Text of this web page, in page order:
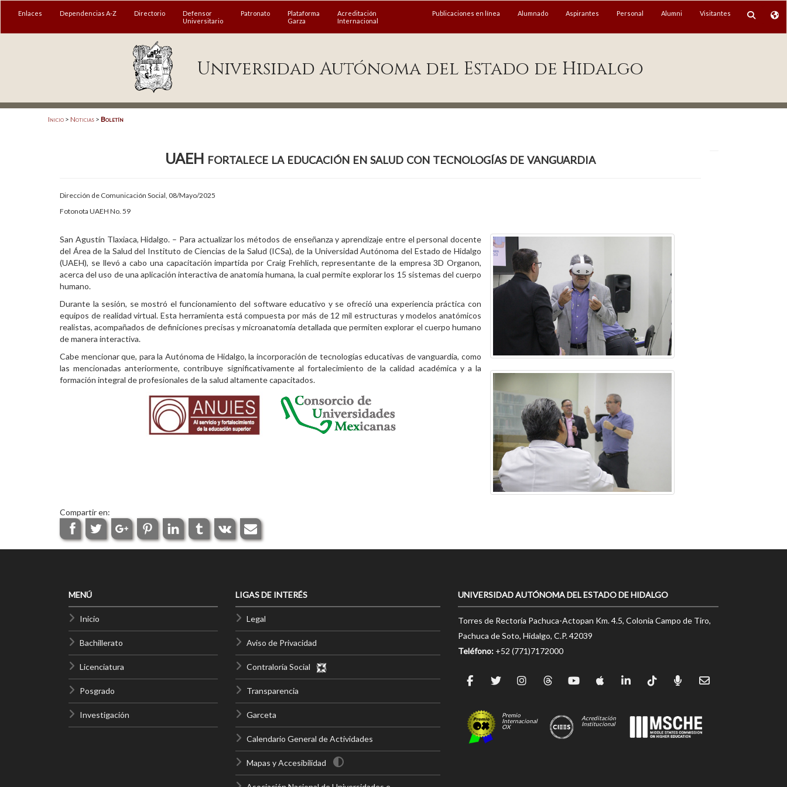
MENÚ
Enlaces Dependencias A-Z Directorio
Defensor
Universitario
Patronato
Plataforma
Garza
Acreditación
Internacional
Publicaciones en línea Alumnado Aspirantes Personal Alumni Visitantes
Universidad Autónoma del Estado de Hidalgo
Inicio > Noticias > Boletín
UAEH fortalece la educación en salud con tecnologías de vanguardia
Dirección de Comunicación Social, 08/Mayo/2025
Fotonota UAEH No. 59
San Agustín Tlaxiaca, Hidalgo. – Para actualizar los métodos de enseñanza y aprendizaje entre el personal docente
del Área de la Salud del Instituto de Ciencias de la Salud (ICSa), de la Universidad Autónoma del Estado de Hidalgo
(UAEH), se llevó a cabo una capacitación impartida por Craig Frehlich, representante de la empresa 3D Organon,
acerca del uso de una aplicación interactiva de anatomía humana, la cual permite explorar los 15 sistemas del cuerpo
humano.
Durante la sesión, se mostró el funcionamiento del software educativo y se ofreció una experiencia práctica con
equipos de realidad virtual. Esta herramienta está compuesta por más de 12 mil estructuras y modelos anatómicos
realistas, acompañados de definiciones precisas y microanatomía detallada que permiten explorar el cuerpo humano
de manera interactiva.
Cabe mencionar que, para la Autónoma de Hidalgo, la incorporación de tecnologías educativas de vanguardia, como
las mencionadas anteriormente, contribuye significativamente al fortalecimiento de la calidad académica y a la
formación integral de profesionales de la salud altamente capacitados.
Compartir en:
MENÚ
Inicio
Bachillerato
Licenciatura
Posgrado
Investigación
LIGAS DE INTERÉS
Legal
Aviso de Privacidad
Contraloría Social
Transparencia
Garceta
Calendario General de Actividades
Mapas y Accesibilidad
UNIVERSIDAD AUTÓNOMA DEL ESTADO DE HIDALGO
Torres de Rectoría Pachuca-Actopan Km. 4.5, Colonia Campo de Tiro,
Pachuca de Soto, Hidalgo, C.P. 42039
Teléfono: +52 (771)7172000
Premio
Internacional
OX
Acreditación
Institucional